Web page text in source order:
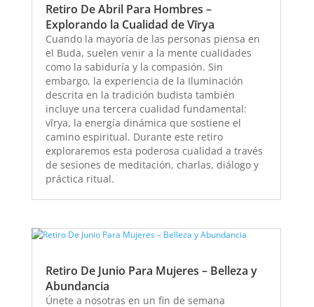
Retiro De Abril Para Hombres –
Explorando la Cualidad de Vīrya
Cuando la mayoría de las personas piensa en
el Buda, suelen venir a la mente cualidades
como la sabiduría y la compasión. Sin
embargo, la experiencia de la Iluminación
descrita en la tradición budista también
incluye una tercera cualidad fundamental:
vīrya, la energía dinámica que sostiene el
camino espiritual. Durante este retiro
exploraremos esta poderosa cualidad a través
de sesiones de meditación, charlas, diálogo y
práctica ritual.
Retiro De Junio Para Mujeres – Belleza y
Abundancia
Únete a nosotras en un fin de semana